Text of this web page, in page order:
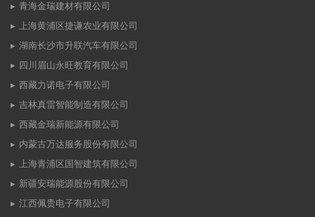
青海金瑞建材有限公司
上海黄浦区捷谦农业有限公司
湖南长沙市升联汽车有限公司
四川眉山永旺教育有限公司
西藏力诺电子有限公司
吉林真雷智能制造有限公司
西藏金瑞新能源有限公司
内蒙古万达服务股份有限公司
上海青浦区国智建筑有限公司
新疆安瑞能源股份有限公司
江西佩贵电子有限公司